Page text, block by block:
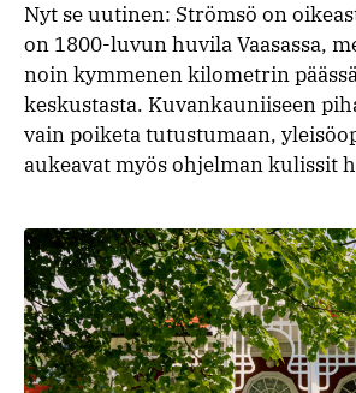
Nyt se uutinen: Strömsö on
on 1800-luvun huvila Vaasassa,
noin kymmenen kilometrin
keskustasta. Kuvankauniiseen
vain poiketa tutustumaan,
aukeavat myös ohjelman kulissit